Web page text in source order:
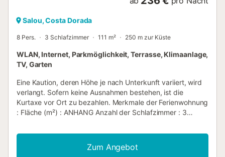
Salou, Costa Dorada
8 Pers. 3 Schlafzimmer 111 m² 250 m zur Küste
WLAN, Internet, Parkmöglichkeit, Terrasse, Klimaanlage,
TV, Garten
Eine Kaution, deren Höhe je nach Unterkunft variiert, wird
verlangt. Sofern keine Ausnahmen bestehen, ist die
Kurtaxe vor Ort zu bezahlen. Merkmale der Ferienwohnung
: Fläche (m²) : ANHANG Anzahl der Schlafzimmer : 3
Waschmaschine Mikrowelle Fernseher Terrasse Garten
Haustiere erlaubt Grill Backofen Internet Zugang Parkplatz
WLAN Kühlschrank Kaffeemaschine Anzahl der
Zum Angebot